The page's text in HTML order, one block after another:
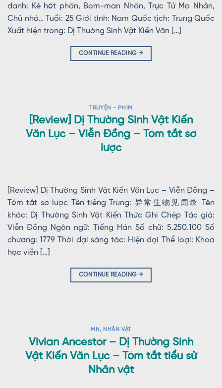
danh: Kẻ hót phân, Bom-man Nhân, Trực Tử Ma Nhãn,
Chủ nhà… Tuổi: 25 Giới tính: Nam Quốc tịch: Trung Quốc
Xuất hiện trong: Dị Thường Sinh Vật Kiến Văn […]
CONTINUE READING →
TRUYỆN - PHIM
[Review] Dị Thường Sinh Vật Kiến
Văn Lục – Viễn Đồng – Tóm tắt sơ
lược
[Review] Dị Thường Sinh Vật Kiến Văn Lục – Viễn Đồng –
Tóm tắt sơ lược Tên tiếng Trung: 异常生物见闻录 Tên
khác: Dị Thường Sinh Vật Kiến Thức Ghi Chép Tác giả:
Viễn Đồng Ngôn ngữ: Tiếng Hán Số chữ: 5.250.100 Số
chương: 1779 Thời đại sáng tác: Hiện đại Thể loại: Khoa
học viễn […]
CONTINUE READING →
MN , NHÂN VẬT
Vivian Ancestor – Dị Thường Sinh
Vật Kiến Văn Lục – Tóm tắt tiểu sử
Nhân vật